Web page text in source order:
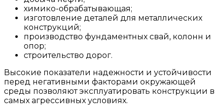
химико-обрабатывающая;
изготовление деталей для металлических
конструкций;
производство фундаментных свай, колонн и
опор;
строительство дорог.
Высокие показатели надежности и устойчивости
перед негативными факторами окружающей
среды позволяют эксплуатировать конструкции в
самых агрессивных условиях.